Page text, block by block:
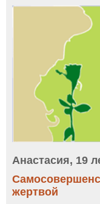
Анастасия, 19
жертвой